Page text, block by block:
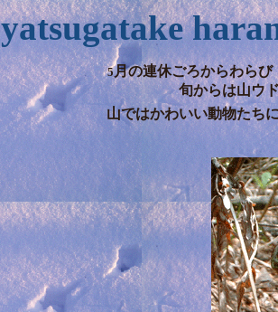
yatsugatake
5月の連休ごろからわらび
旬からは山ウ
山ではかわいい動物たち